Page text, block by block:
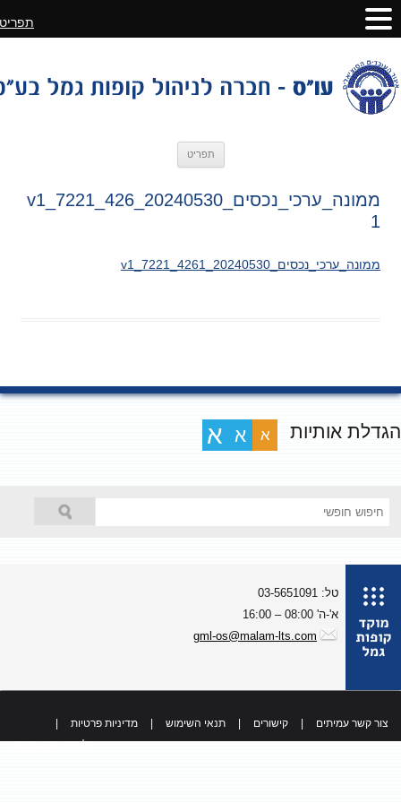
תפריט
ממונה_ערכי_נכסים_20240530_v1_7221_426
1
ממונה_ערכי_נכסים_20240530_v1_7221_4261
אותיות א א א
טל: 03-5651091
א'-ה' 08:00 – 16:00
gml-os@malam-lts.com
צור קשר עמיתים קישורים תנאי השימוש מדיניות פרטיות
כל הזכויות שמורות
תפריט